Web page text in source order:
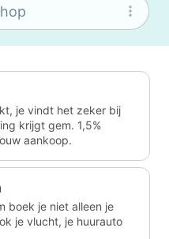
je vindt het zeker bij
krijgt gem. 1,5%
aankoop.
boek je niet alleen je
je vlucht, je huurauto